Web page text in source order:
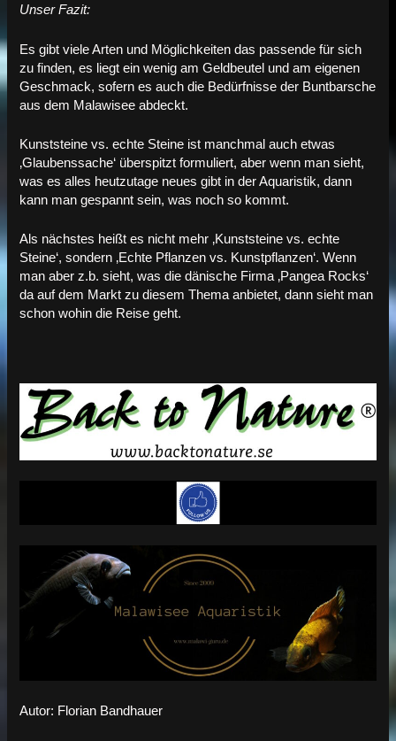
Unser Fazit:
Es gibt viele Arten und Möglichkeiten das passende für sich
zu finden, es liegt ein wenig am Geldbeutel und am eigenen
Geschmack, sofern es auch die Bedürfnisse der Buntbarsche
aus dem Malawisee abdeckt.
Kunststeine vs. echte Steine ist manchmal auch etwas
‚Glaubenssache‘ überspitzt formuliert, aber wenn man sieht,
was es alles heutzutage neues gibt in der Aquaristik, dann
kann man gespannt sein, was noch so kommt.
Als nächstes heißt es nicht mehr ‚Kunststeine vs. echte
Steine‘, sondern ‚Echte Pflanzen vs. Kunstpflanzen‘. Wenn
man aber z.b. sieht, was die dänische Firma ‚Pangea Rocks‘
da auf dem Markt zu diesem Thema anbietet, dann sieht man
schon wohin die Reise geht.
Autor: Florian Bandhauer